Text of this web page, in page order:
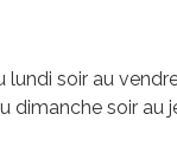
lundi soir au
dimanche soir au